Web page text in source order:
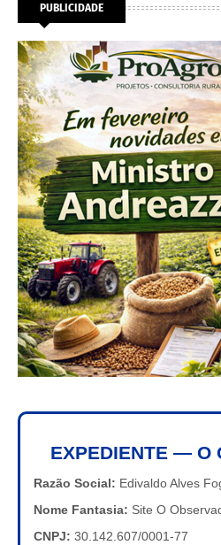
PUBLICIDADE
EXPEDIENTE — O
Razão Social: Edivaldo Alves
Nome Fantasia: Site O
CNPJ: 30.142.607/0001-77